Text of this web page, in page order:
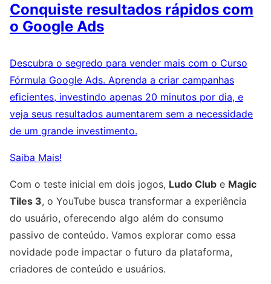
Conquiste resultados rápidos com
o Google Ads
Descubra o segredo para vender mais com o Curso
Fórmula Google Ads. Aprenda a criar campanhas
eficientes, investindo apenas 20 minutos por dia, e
veja seus resultados aumentarem sem a necessidade
de um grande investimento.
Saiba Mais!
Com o teste inicial em dois jogos, Ludo Club e Magic
Tiles 3, o YouTube busca transformar a experiência
do usuário, oferecendo algo além do consumo
passivo de conteúdo. Vamos explorar como essa
novidade pode impactar o futuro da plataforma,
criadores de conteúdo e usuários.